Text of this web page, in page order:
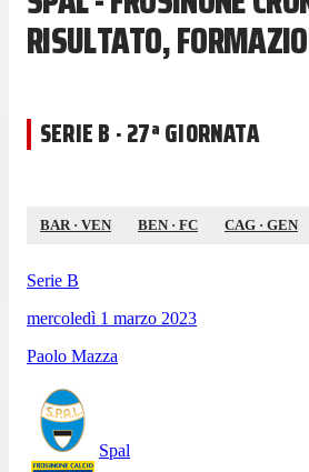
RISULTATO,
SERIE B · 27ª GIORNATA
BAR· VEN BEN · FC CAG · GEN
Serie B
mercoledì 1 marzo 2023
Paolo Mazza
Spal